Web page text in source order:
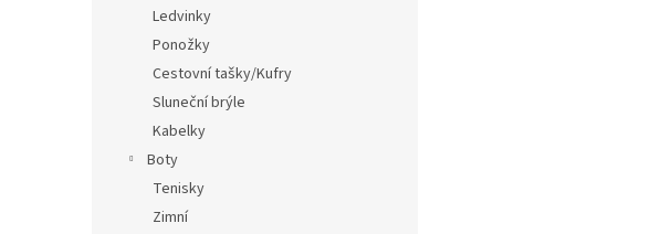
Ledvinky
Ponožky
Cestovní tašky/Kufry
Sluneční brýle
Kabelky
Boty
Tenisky
Zimní